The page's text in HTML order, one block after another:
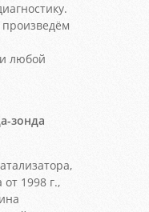
любой
зонда
1998 г.,